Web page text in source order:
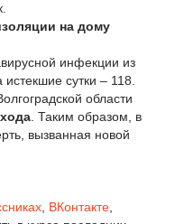
на дому
инфекции из
сутки – 118.
области
. Таким образом, в
вызванная новой
ВКонтакте